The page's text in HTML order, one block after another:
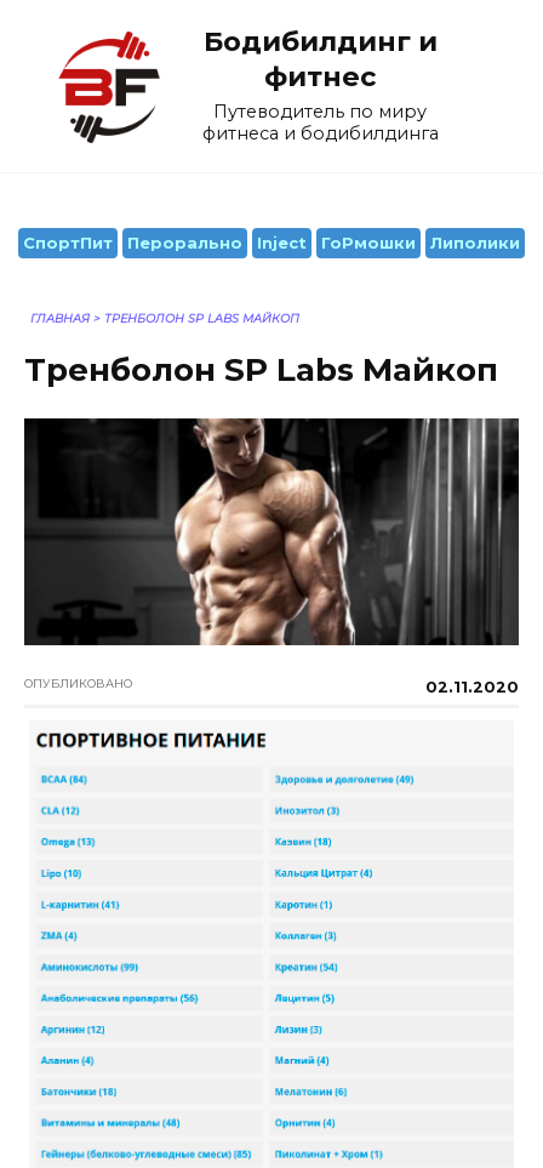
содержанию
Бодибилдинг и
фитнес
Путеводитель по миру
фитнеса и бодибилдинга
СпортПит Перорально Inject ГоРмошки Липолики
ГЛАВНАЯ > ТРЕНБОЛОН SP LABS МАЙКОП
Тренболон SP Labs Майкоп
ОПУБЛИКОВАНО 02.11.2020